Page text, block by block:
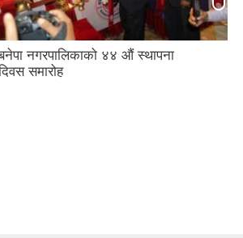
नगरपालिकाको ४४ औं स्थापना
समारोह